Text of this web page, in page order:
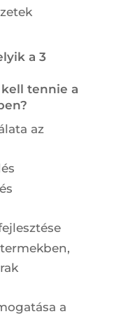
a 3
tennie a
az
a